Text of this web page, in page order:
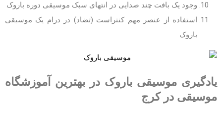
وجود یک بافت چند صدایی در انتهای سبک موسیقی دوره باروک
استفاده از عنصر مهم کنتراست (تضاد) در درام یک موسیقی
باروک
یادگیری موسیقی باروک در بهترین آموزشگاه
موسیقی در کرج